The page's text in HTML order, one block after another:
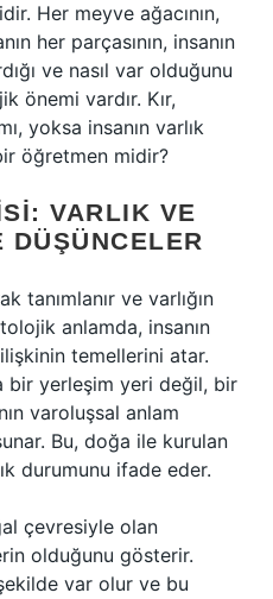
Her meyve ağacının,
her parçasının, insanın
ve nasıl var olduğunu
önemi vardır. Kır,
yoksa insanın varlık
öğretmen midir?
VARLIK VE
tanımlanır ve varlığın
anlamda, insanın
temellerini atar.
bir yerleşim yeri değil, bir
varoluşsal anlam
Bu, doğa ile kurulan
durumunu ifade eder.
çevresiyle olan
olduğunu gösterir.
var olur ve bu